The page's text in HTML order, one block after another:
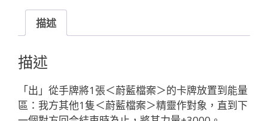
カ
デ
「綠
色
精
靈
奏
描述
描述
「出」從手牌將1張＜蔚藍檔案＞的卡牌放置到能量
區：我方其他1隻＜蔚藍檔案＞精靈作對象，直到下